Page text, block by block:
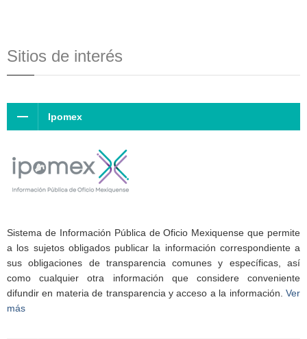
Sitios de interés
Ipomex
Sistema de Información Pública de Oficio Mexiquense que permite
a los sujetos obligados publicar la información correspondiente a
sus obligaciones de transparencia comunes y específicas, así
como cualquier otra información que considere conveniente
difundir en materia de transparencia y acceso a la información. Ver
más